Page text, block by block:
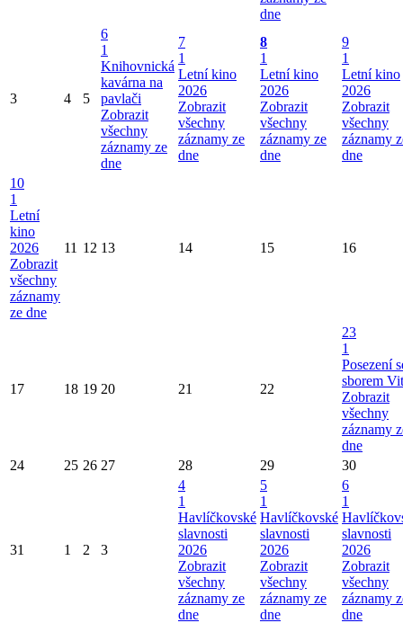
dne
3 4 5
6
1
Knihovnická
kavárna na
pavlači
Zobrazit
všechny
záznamy ze
dne
7
1
Letní kino
2026
Zobrazit
všechny
záznamy ze
dne
8
1
Letní kino
2026
Zobrazit
všechny
záznamy ze
dne
9
1
Letní kino
2026
Zobrazit
všechny
záznamy
dne
10
1
Letní
kino
2026
Zobrazit
všechny
záznamy
ze dne
11 12 13 14 15 16
17 18 19 20 21 22
23
1
Posezení
sborem
Zobrazit
všechny
záznamy
dne
24
25 26 27 28 29 30
31 1 2 3
4
1
Havlíčkovské
slavnosti
2026
Zobrazit
všechny
záznamy ze
dne
5
1
Havlíčkovské
slavnosti
2026
Zobrazit
všechny
záznamy ze
dne
6
1
slavnosti
2026
Zobrazit
všechny
záznamy
dne